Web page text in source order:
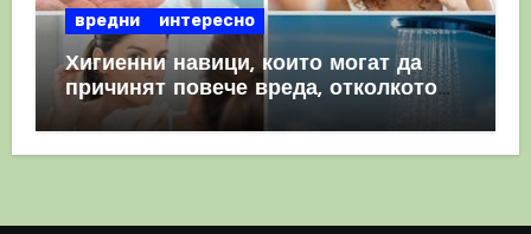
вредни интересно
Хигиенни навици, които могат да
причинят повече вреда, отколкото
полза